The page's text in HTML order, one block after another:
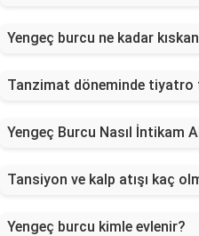
Yengeç burcu ne kadar
Tanzimat döneminde tiyatro
Yengeç Burcu Nasıl İntikam
Tansiyon ve kalp atışı kaç
Yengeç burcu kimle evlenir?